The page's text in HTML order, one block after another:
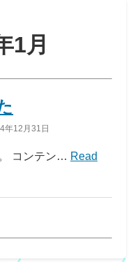
1月
年12月31日
コンテン… Read